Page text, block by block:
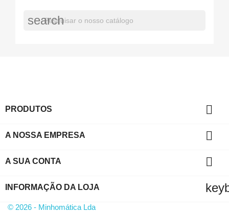
search
PRODUTOS 
A NOSSA EMPRESA 
A SUA CONTA 
INFORMAÇÃO DA LOJA
© 2026 - Minhomática Lda